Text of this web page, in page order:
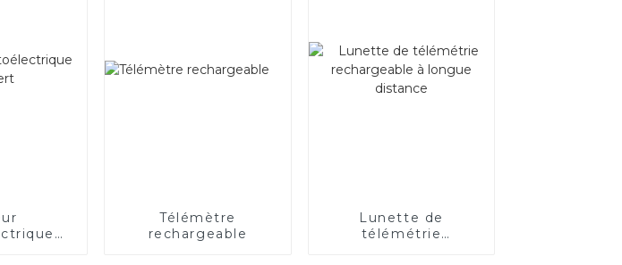
Télémètre
rechargeable
Lunette de
télémétrie